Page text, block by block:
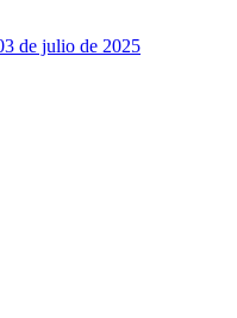
de julio de 2025